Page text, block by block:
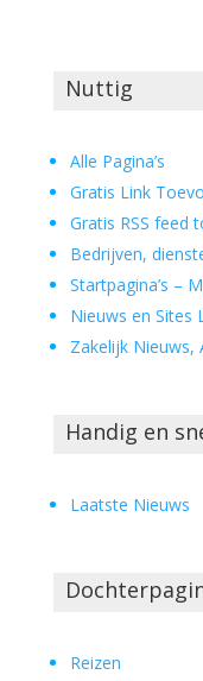
Nuttig
Alle Pagina’s
Gratis Link
Gratis RSS feed
Bedrijven,
Startpagina’s –
Nieuws en Sites
Zakelijk Nieuws,
Handig en
Laatste Nieuws
Reizen